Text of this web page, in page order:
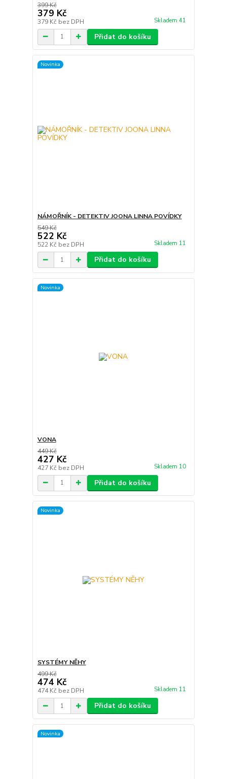
399 Kč
379 Kč
379 Kč bez DPH Skladem 41
Přidat do košíku
Novinka
NÁMOŘNÍK - DETEKTIV JOONA LINNA POVÍDKY
549 Kč
522 Kč
522 Kč bez DPH Skladem 11
Přidat do košíku
Novinka
VONA
449 Kč
427 Kč
427 Kč bez DPH Skladem 10
Přidat do košíku
Novinka
SYSTÉMY NĚHY
499 Kč
474 Kč
474 Kč bez DPH Skladem 11
Přidat do košíku
Novinka